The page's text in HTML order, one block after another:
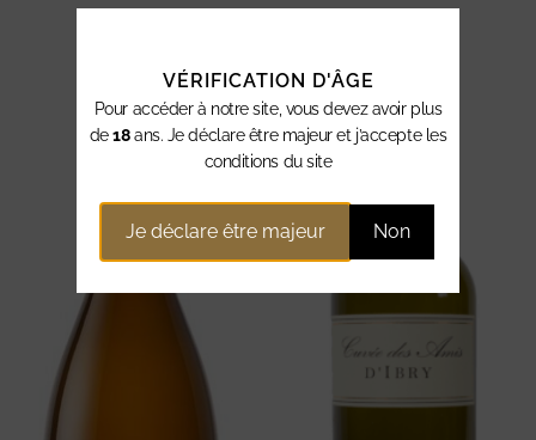
VÉRIFICATION D'ÂGE
Pour accéder à notre site, vous devez avoir plus
de18ans. Je déclare être majeur et j’accepte les
conditions du site
Je déclare être majeur Non